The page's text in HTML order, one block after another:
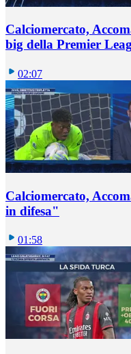
Calciomercato,
big della Premier
02:07
Calciomercato,
in difesa"
01:58